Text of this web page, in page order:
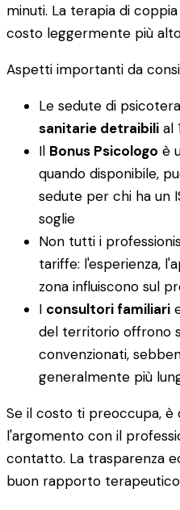
minuti. La terapia di
costo leggermente più
Aspetti importanti da
Le sedute di
sanitarie detraibili al
Il Bonus Psicologo è
quando disponibile,
sedute per chi ha un
soglie
Non tutti i
tariffe: l'esperienza,
zona influiscono sul
I consultori familiari
del territorio offrono
convenzionati,
generalmente più
Se il costo ti preoccupa,
l'argomento con il
contatto. La trasparenza
buon rapporto